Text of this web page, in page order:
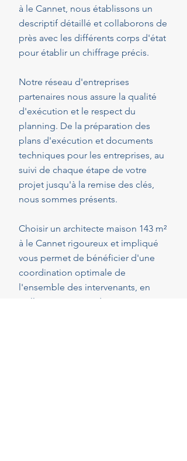
à le Cannet, nous établissons un
descriptif détaillé et collaborons de
près avec les différents corps d'état
pour établir un chiffrage précis.
Notre réseau d'entreprises
partenaires nous assure la qualité
d'exécution et le respect du
planning. De la préparation des
plans d'exécution et documents
techniques pour les entreprises, au
suivi de chaque étape de votre
projet jusqu'à la remise des clés,
nous sommes présents.
Choisir un architecte maison 143 m²
à le Cannet rigoureux et impliqué
vous permet de bénéficier d'une
coordination optimale de
l'ensemble des intervenants, en
veillant au respect de vos attentes,